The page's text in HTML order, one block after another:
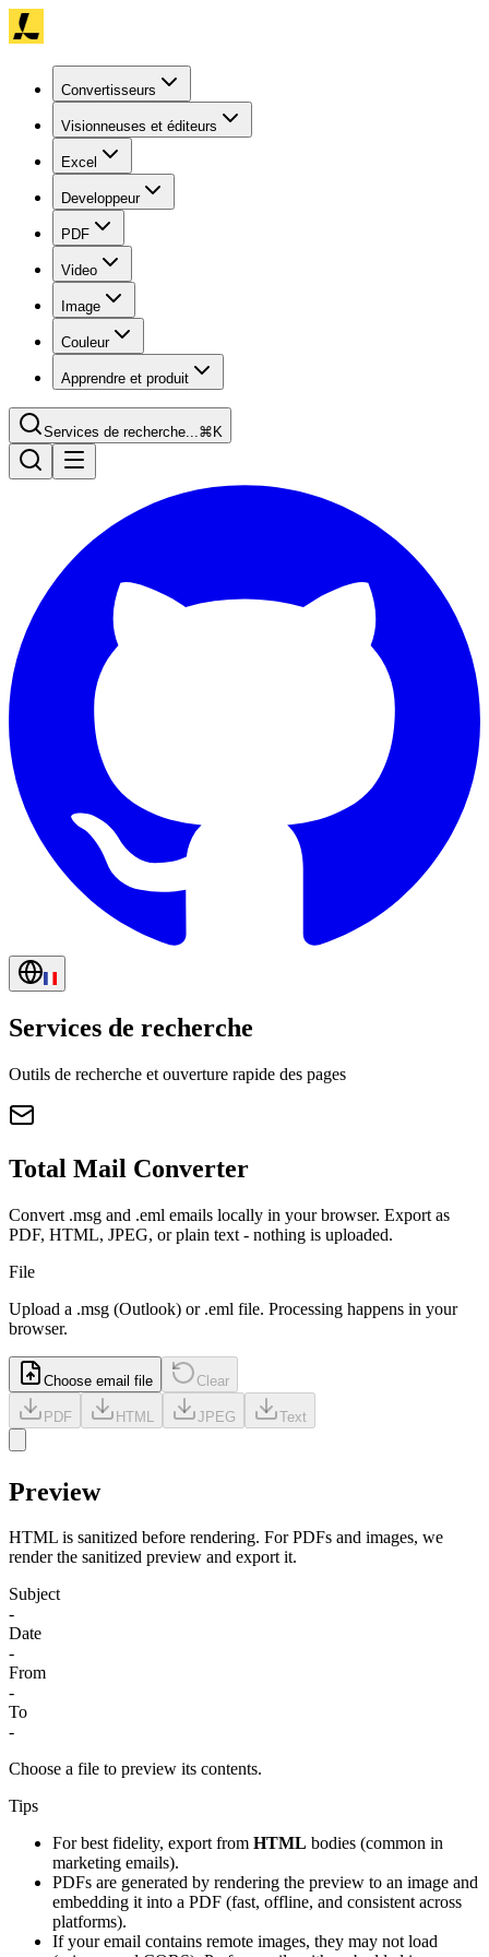
Convertisseurs
Visionneuses et éditeurs
Excel
Developpeur
PDF
Video
Image
Couleur
Apprendre et produit
Services de recherche...⌘K
Services de recherche
Outils de recherche et ouverture rapide des pages
Total Mail Converter
Convert .msg and .eml emails locally in your browser. Export as
PDF, HTML, JPEG, or plain text - nothing is uploaded.
File
Upload a .msg (Outlook) or .eml file. Processing happens in your
browser.
Choose email file Clear
PDF HTML JPEG Text
Preview
HTML is sanitized before rendering. For PDFs and images, we
render the sanitized preview and export it.
Subject
-
Date
-
From
-
To
-
Choose a file to preview its contents.
Tips
For best fidelity, export from HTML bodies (common in
marketing emails).
PDFs are generated by rendering the preview to an image and
embedding it into a PDF (fast, offline, and consistent across
platforms).
If your email contains remote images, they may not load